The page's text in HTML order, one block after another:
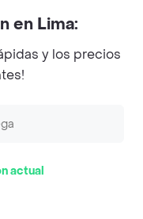
en Lima:
y los precios
actual